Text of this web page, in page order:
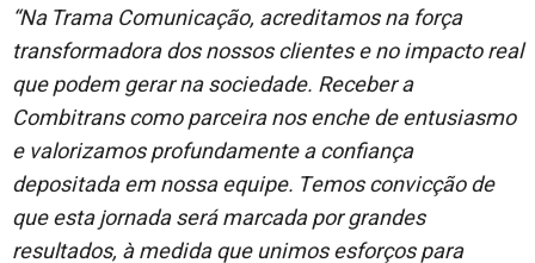
“Na Trama Comunicação, acreditamos na força
transformadora dos nossos clientes e no impacto real
que podem gerar na sociedade. Receber a
Combitrans como parceira nos enche de entusiasmo
e valorizamos profundamente a confiança
depositada em nossa equipe. Temos convicção de
que esta jornada será marcada por grandes
resultados, à medida que unimos esforços para